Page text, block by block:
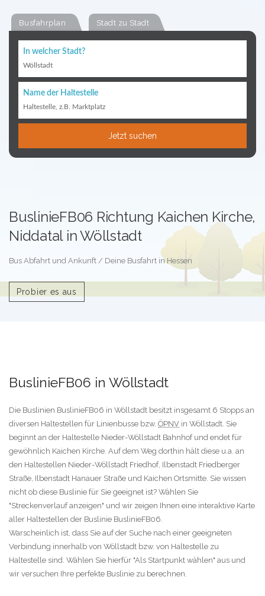
Busfahrplan Stadt zu Stadt
In welcher Stadt?
Wöllstadt
Name der Haltestelle
Haltestelle, z.B. Marktplatz
Jetzt suchen
BuslinieFB06 Richtung Kaichen Kirche,
Niddatal in Wöllstadt
Bus Abfahrt und Ankunft / Deine Busfahrt in Hessen
Probier es aus
BuslinieFB06 in Wöllstadt
Die Buslinien BuslinieFB06 in Wöllstadt besitzt insgesamt 6 Stopps an
diversen Haltestellen für Linienbusse bzw. ÖPNV in Wöllstadt. Sie
beginnt an der Haltestelle Nieder-Wöllstadt Bahnhof und endet für
gewöhnlich Kaichen Kirche. Auf dem Weg dorthin hält diese u.a. an
den Haltestellen Nieder-Wöllstadt Friedhof, Ilbenstadt Friedberger
Straße, Ilbenstadt Hanauer Straße und Kaichen Ortsmitte. Sie wissen
nicht ob diese Buslinie für Sie geeignet ist? Wählen Sie
"Streckenverlauf anzeigen" und wir zeigen Ihnen eine interaktive Karte
aller Haltestellen der Buslinie BuslinieFB06.
Warscheinlich ist, dass Sie auf der Suche nach einer geeigneten
Verbindung innerhalb von Wöllstadt bzw. von Haltestelle zu
Haltestelle sind. Wählen Sie hierfür "Als Startpunkt wählen" aus und
wir versuchen Ihre perfekte Buslinie zu berechnen.